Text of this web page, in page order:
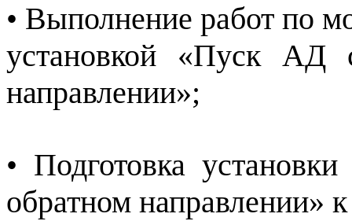
• Выполнение работ по
установкой «Пуск
направлении»;
• Подготовка
обратном направлении»